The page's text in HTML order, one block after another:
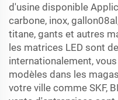
d'usine disponible
carbone, inox,
titane, gants et autres
les matrices LED sont
internationalement,
modèles dans les
votre ville comme SKF,